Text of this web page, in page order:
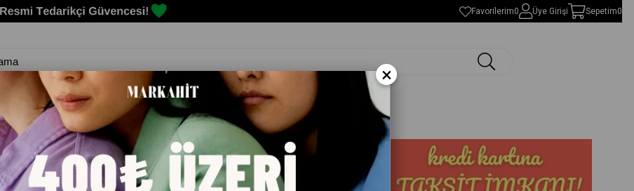
Favorilerim0 Üye Girişi Sepetim0
Erkek Kadın Çocuk Spor Malzemeleri Markalar Blog
×